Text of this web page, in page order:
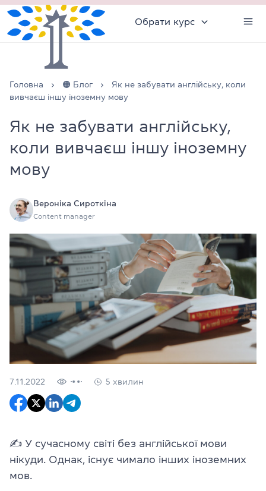
Обрати курс
Головна 🟠 Блог
Як не забувати англійську, коли
вивчаєш іншу іноземну мову
Як не забувати англійську,
коли вивчаєш іншу іноземну
мову
Вероніка Сироткіна
Content manager
7.11.2022 5 хвилин
✍️ У сучасному світі без англійської мови
нікуди. Однак, існує чимало інших іноземних
мов.